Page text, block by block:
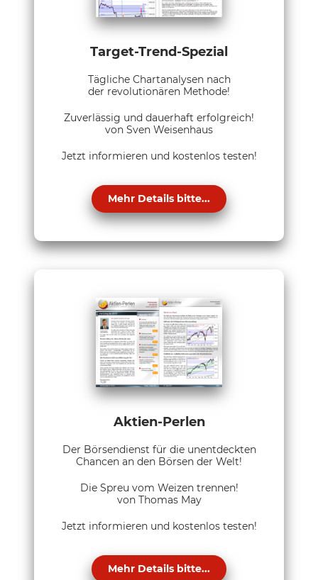
Target-Trend-Spezial
Tägliche Chartanalysen nach
der revolutionären Methode!
Zuverlässig und dauerhaft erfolgreich!
von Sven Weisenhaus
Jetzt informieren und kostenlos testen!
Mehr Details bitte...
Aktien-Perlen
Der Börsendienst für die unentdeckten
Chancen an den Börsen der Welt!
Die Spreu vom Weizen trennen!
von Thomas May
Jetzt informieren und kostenlos testen!
Mehr Details bitte...